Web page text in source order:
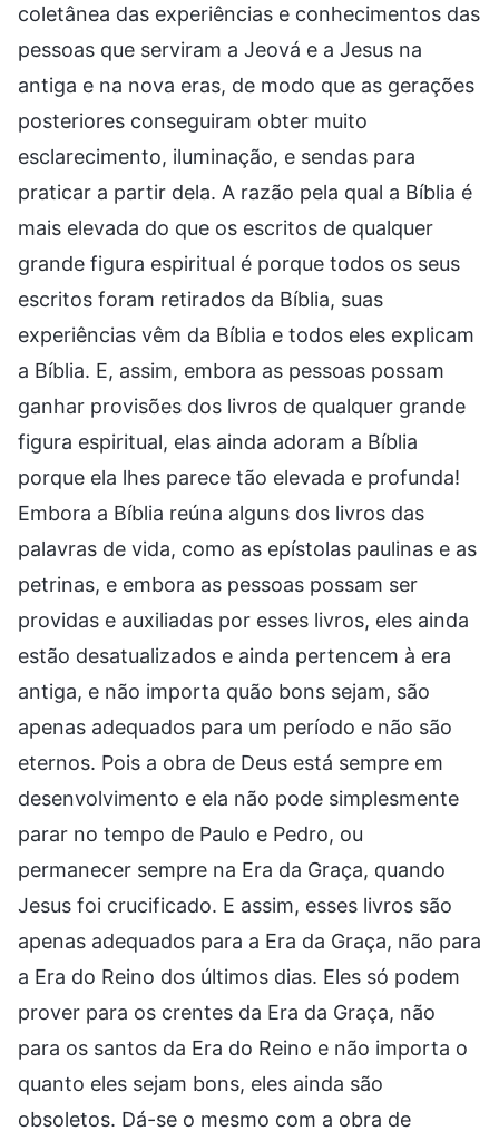
coletânea das experiências e conhecimentos das
pessoas que serviram a Jeová e a Jesus na
antiga e na nova eras, de modo que as gerações
posteriores conseguiram obter muito
esclarecimento, iluminação, e sendas para
praticar a partir dela. A razão pela qual a Bíblia é
mais elevada do que os escritos de qualquer
grande figura espiritual é porque todos os seus
escritos foram retirados da Bíblia, suas
experiências vêm da Bíblia e todos eles explicam
a Bíblia. E, assim, embora as pessoas possam
ganhar provisões dos livros de qualquer grande
figura espiritual, elas ainda adoram a Bíblia
porque ela lhes parece tão elevada e profunda!
Embora a Bíblia reúna alguns dos livros das
palavras de vida, como as epístolas paulinas e as
petrinas, e embora as pessoas possam ser
providas e auxiliadas por esses livros, eles ainda
estão desatualizados e ainda pertencem à era
antiga, e não importa quão bons sejam, são
apenas adequados para um período e não são
eternos. Pois a obra de Deus está sempre em
desenvolvimento e ela não pode simplesmente
parar no tempo de Paulo e Pedro, ou
permanecer sempre na Era da Graça, quando
Jesus foi crucificado. E assim, esses livros são
apenas adequados para a Era da Graça, não para
a Era do Reino dos últimos dias. Eles só podem
prover para os crentes da Era da Graça, não
para os santos da Era do Reino e não importa o
quanto eles sejam bons, eles ainda são
obsoletos. Dá-se o mesmo com a obra de